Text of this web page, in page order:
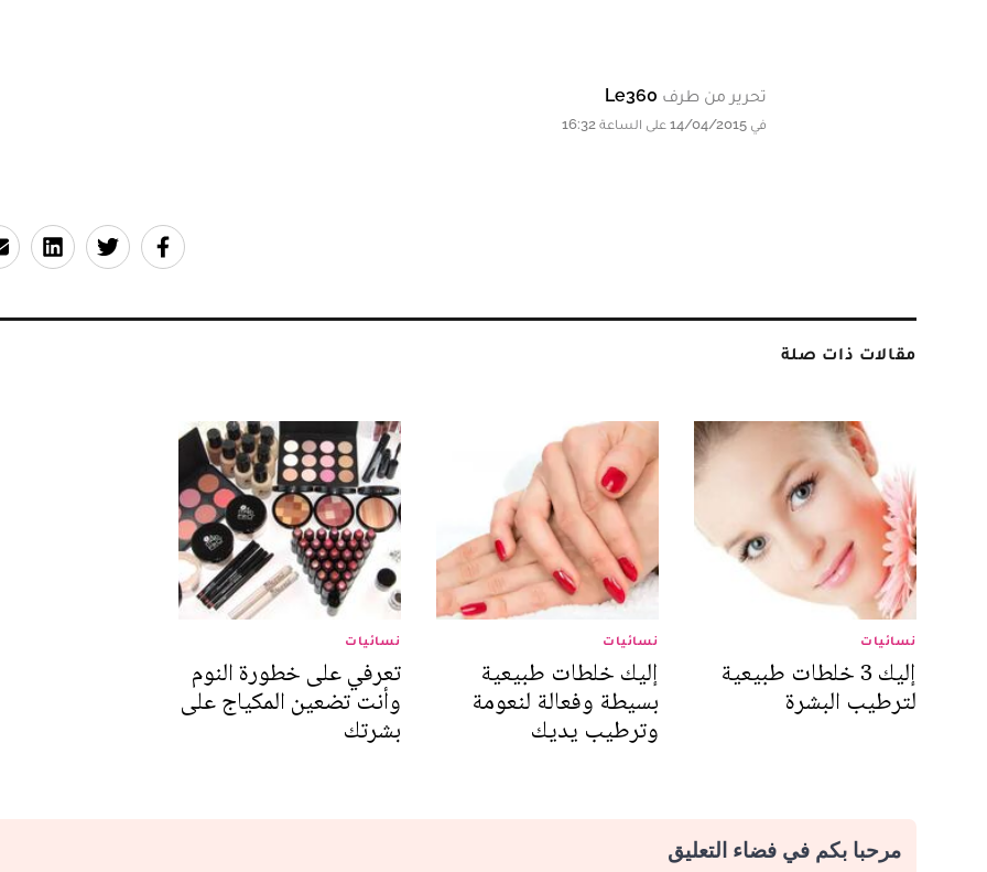
تحرير من طرف Le360
في 14/04/2015 على الساعة 16:32
مقالات ذات صلة
نسائيات
إليك 3 خلطات طبيعية
لترطيب البشرة
نسائيات
إليك خلطات طبيعية
بسيطة وفعالة لنعومة
وترطيب يديك
نسائيات
تعرفي على خطورة النوم
وأنت تضعين المكياج على
بشرتك
مرحبا بكم في فضاء التعليق